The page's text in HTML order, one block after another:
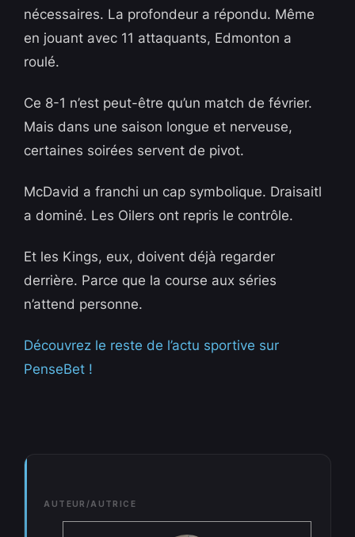
nécessaires. La profondeur a répondu. Même
en jouant avec 11 attaquants, Edmonton a
roulé.
Ce 8-1 n’est peut-être qu’un match de février.
Mais dans une saison longue et nerveuse,
certaines soirées servent de pivot.
McDavid a franchi un cap symbolique. Draisaitl
a dominé. Les Oilers ont repris le contrôle.
Et les Kings, eux, doivent déjà regarder
derrière. Parce que la course aux séries
n’attend personne.
Découvrez le reste de l’actu sportive sur
PenseBet !
AUTEUR/AUTRICE